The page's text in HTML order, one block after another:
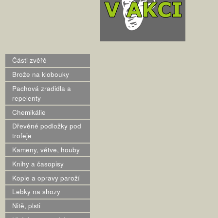
Části zvěřě
Brože na klobouky
Pachová zradidla a
repelenty
Chemikálie
Dřevěné podložky pod
trofeje
Kameny, větve, houby
Knihy a časopisy
Kopie a opravy paroží
Lebky na shozy
Nitě, plsti